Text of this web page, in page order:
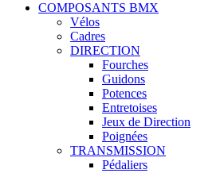
COMPOSANTS BMX
Vélos
Cadres
DIRECTION
Fourches
Guidons
Potences
Entretoises
Jeux de Direction
Poignées
TRANSMISSION
Pédaliers